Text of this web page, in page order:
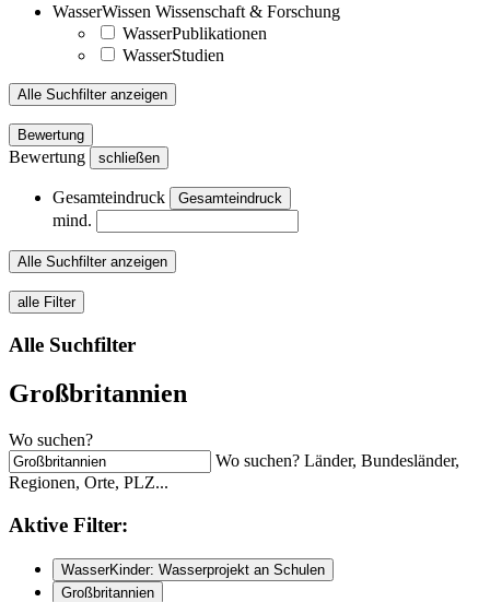
WasserWissen Wissenschaft & Forschung
WasserPublikationen
WasserStudien
Alle Suchfilter anzeigen
Bewertung
Bewertung schließen
Gesamteindruck Gesamteindruck
mind.
Alle Suchfilter anzeigen
alle Filter
Alle Suchfilter
Großbritannien
Wo suchen?
Wo suchen? Länder, Bundesländer,
Regionen, Orte, PLZ...
Aktive Filter:
WasserKinder: Wasserprojekt an Schulen
Großbritannien